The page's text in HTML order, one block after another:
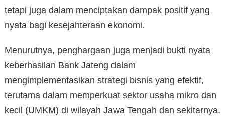
tetapi juga dalam menciptakan dampak positif yang
nyata bagi kesejahteraan ekonomi.
Menurutnya, penghargaan juga menjadi bukti nyata
keberhasilan Bank Jateng dalam
mengimplementasikan strategi bisnis yang efektif,
terutama dalam memperkuat sektor usaha mikro dan
kecil (UMKM) di wilayah Jawa Tengah dan sekitarnya.